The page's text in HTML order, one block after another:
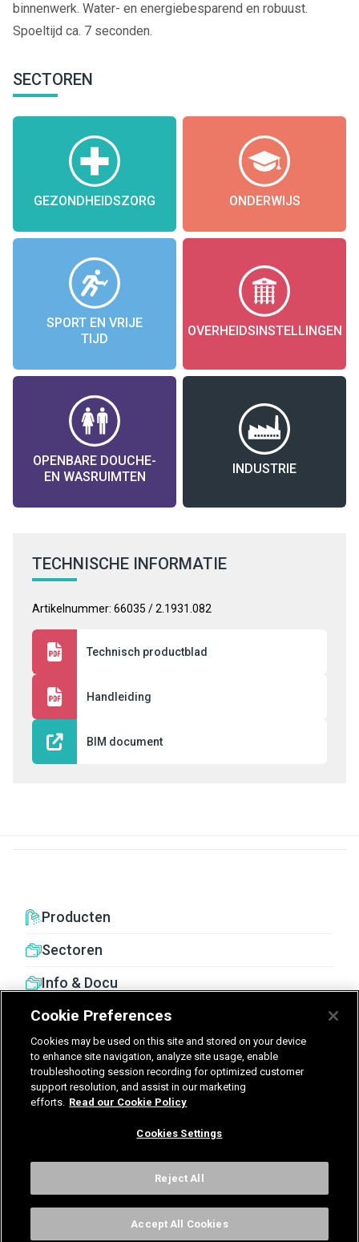
binnenwerk. Water- en energiebesparend en robuust.
Spoeltijd ca. 7 seconden.
SECTOREN
GEZONDHEIDSZORG ONDERWIJS
SPORT EN VRIJE
TIJD
OVERHEIDSINSTELLINGEN
OPENBARE DOUCHE-
EN WASRUIMTEN
INDUSTRIE
TECHNISCHE INFORMATIE
Artikelnummer: 66035 / 2.1931.082
Technisch productblad
Handleiding
BIM document
Producten
Sectoren
Info & Docu
United Kingdom Germany Nederland
België - Nederlands
Cookie Preferences
Cookies may be used on this site and stored on your device
to enhance site navigation, analyze site usage, enable
troubleshooting session recording for optimized customer
support resolution, and assist in our marketing
efforts. Read our Cookie Policy
Cookies Settings
Reject All
Accept All Cookies